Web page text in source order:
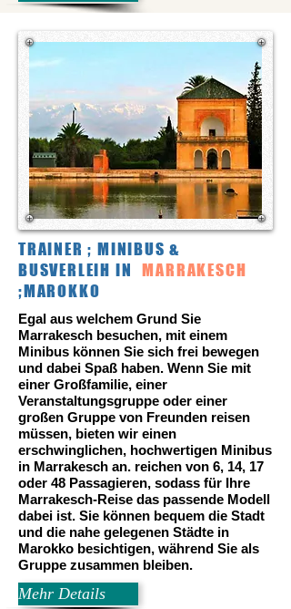
TRAINER ; MINIBUS &
BUSVERLEIH IN
MARRAKESCH
;MAROKKO
Egal aus welchem Grund Sie
Marrakesch besuchen, mit einem
Minibus können Sie sich frei bewegen
und dabei Spaß haben. Wenn Sie mit
einer Großfamilie, einer
Veranstaltungsgruppe oder einer
großen Gruppe von Freunden reisen
müssen, bieten wir einen
erschwinglichen, hochwertigen Minibus
in Marrakesch an. reichen von 6, 14, 17
oder 48 Passagieren, sodass für Ihre
Marrakesch-Reise das passende Modell
dabei ist. Sie können bequem die Stadt
und die nahe gelegenen Städte in
Marokko besichtigen, während Sie als
Gruppe zusammen bleiben.
Mehr Details